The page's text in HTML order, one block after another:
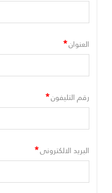
العنوان*
رقم التليفون*
البريد الالكترونى*